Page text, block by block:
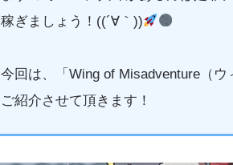
稼ぎましょう！((´∀｀))
今回は、「Wing of Misadventure（
ご紹介させて頂きます！